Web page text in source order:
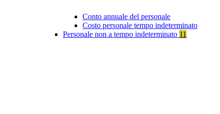
Conto annuale del personale
Costo personale tempo indeterminato
Personale non a tempo indeterminato 11